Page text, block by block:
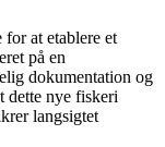
for at etablere et
på en
dokumentation og
dette nye fiskeri
langsigtet